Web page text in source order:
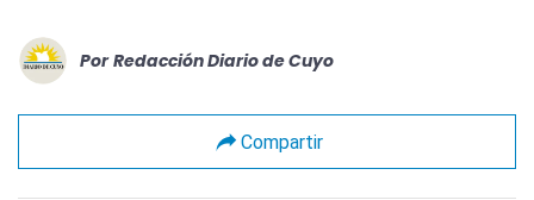
Por Redacción Diario de Cuyo
Compartir